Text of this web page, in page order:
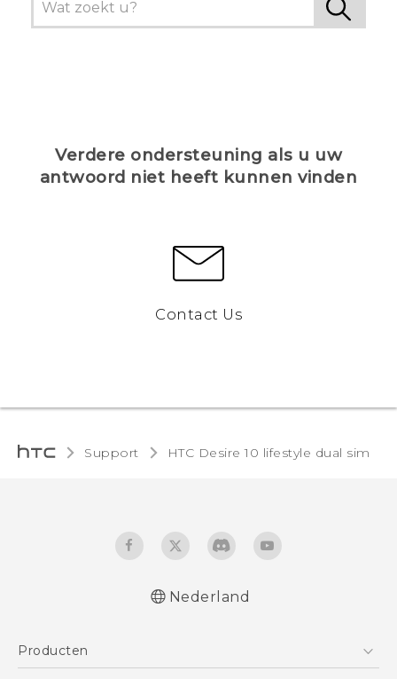
Verdere ondersteuning als u uw
antwoord niet heeft kunnen vinden
Contact Us
Support HTC Desire 10 lifestyle dual sim‎
Nederlands - Gebruikershandleiding
Nederland
Producten